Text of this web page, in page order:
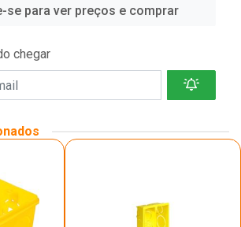
se para ver preços e comprar
chegar